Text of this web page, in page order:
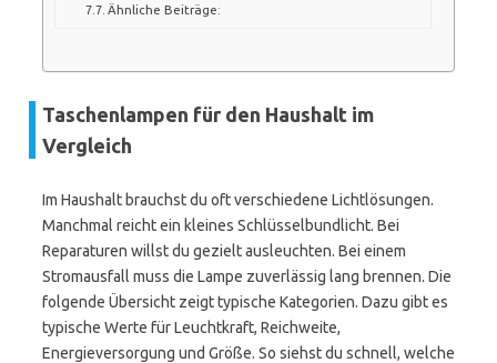
Ähnliche Beiträge:
Taschenlampen für den Haushalt im
Vergleich
Im Haushalt brauchst du oft verschiedene Lichtlösungen.
Manchmal reicht ein kleines Schlüsselbundlicht. Bei
Reparaturen willst du gezielt ausleuchten. Bei einem
Stromausfall muss die Lampe zuverlässig lang brennen. Die
folgende Übersicht zeigt typische Kategorien. Dazu gibt es
typische Werte für Leuchtkraft, Reichweite,
Energieversorgung und Größe. So siehst du schnell, welche